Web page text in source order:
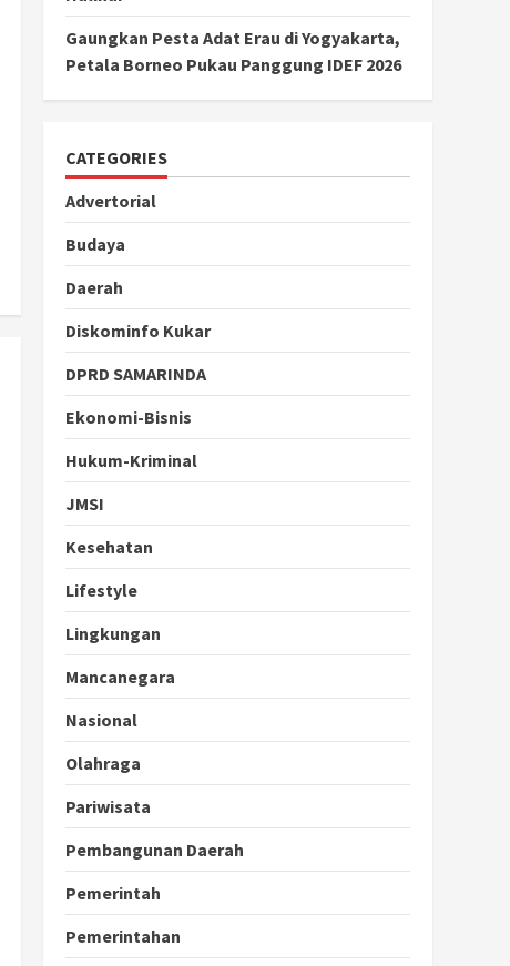
Gaungkan Pesta Adat Erau di Yogyakarta,
Petala Borneo Pukau Panggung IDEF 2026
CATEGORIES
Advertorial
Budaya
Daerah
Diskominfo Kukar
DPRD SAMARINDA
Ekonomi-Bisnis
Hukum-Kriminal
JMSI
Kesehatan
Lifestyle
Lingkungan
Mancanegara
Nasional
Olahraga
Pariwisata
Pembangunan Daerah
Pemerintah
Pemerintahan